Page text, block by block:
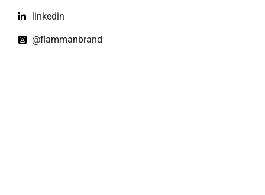
linkedin
@flammanbrand